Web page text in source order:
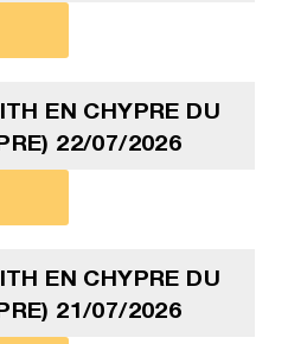
EN CHYPRE DU
22/07/2026
EN CHYPRE DU
21/07/2026